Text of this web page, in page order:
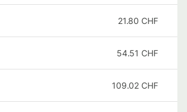
21.80 CHF
54.51 CHF
109.02 CHF